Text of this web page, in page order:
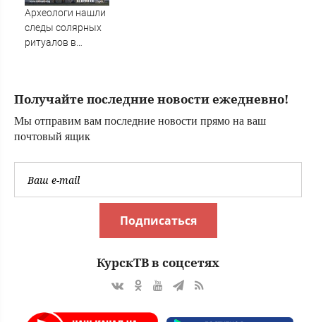
датский корабль
Археологи нашли
следы солярных
ритуалов в
Получайте последние новости ежедневно!
Мы отправим вам последние новости прямо на ваш
почтовый ящик
Подписаться
КурскТВ в соцсетях